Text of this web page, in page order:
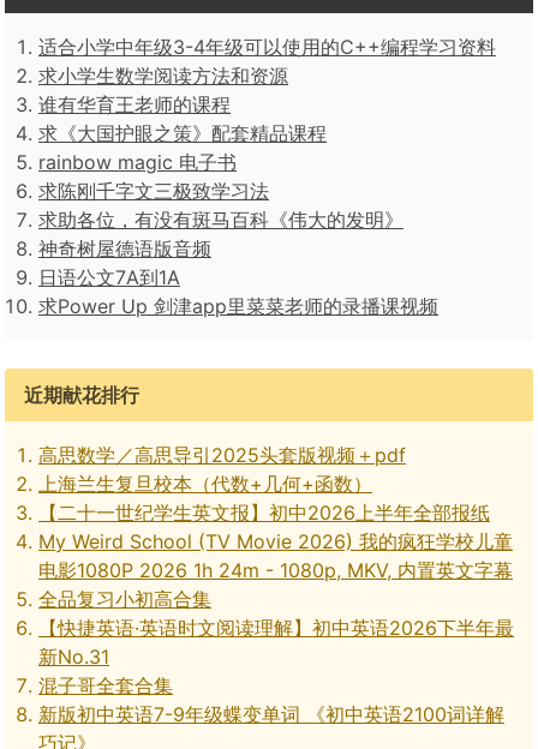
适合小学中年级3-4年级可以使用的C++编程学习资料
求小学生数学阅读方法和资源
谁有华育王老师的课程
求《大国护眼之策》配套精品课程
rainbow magic 电子书
求陈刚千字文三极致学习法
求助各位，有没有斑马百科《伟大的发明》
神奇树屋德语版音频
日语公文7A到1A
求Power Up 剑津app里菜菜老师的录播课视频
近期献花排行
高思数学／高思导引2025头套版视频＋pdf
上海兰生复旦校本（代数+几何+函数）
【二十一世纪学生英文报】初中2026上半年全部报纸
My Weird School (TV Movie 2026) 我的疯狂学校儿童
电影1080P 2026 1h 24m - 1080p, MKV, 内置英文字幕
全品复习小初高合集
【快捷英语·英语时文阅读理解】初中英语2026下半年最
新No.31
混子哥全套合集
新版初中英语7-9年级蝶变单词 《初中英语2100词详解
巧记》